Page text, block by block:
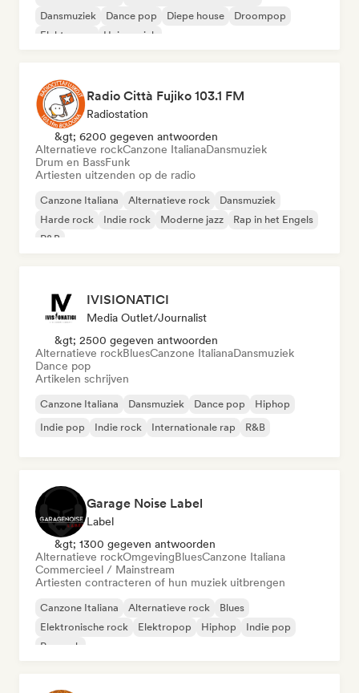
Dansmuziek
Dance pop Diepe house
Droompop
Elektropop
Huismuziek
Radio Città Fujiko 103.1 FM
Radiostation
&gt; 6200 gegeven antwoorden
Alternatieve rockCanzone ItalianaDansmuziek
Drum en BassFunk
Artiesten uitzenden op de radio
Canzone Italiana Alternatieve rock
Dansmuziek
Harde rock
Indie rock Moderne jazz
Rap in het Engels
R&B
IVISIONATICI
Media Outlet/Journalist
&gt; 2500 gegeven antwoorden
Alternatieve rockBluesCanzone ItalianaDansmuziek
Dance pop
Artikelen schrijven
Canzone Italiana Dansmuziek Dance pop
Hiphop
Indie pop
Indie rock Internationale rap R&B
Garage Noise Label
Label
&gt; 1300 gegeven antwoorden
Alternatieve rockOmgevingBluesCanzone Italiana
Commercieel / Mainstream
Artiesten contracteren of hun muziek uitbrengen
Canzone Italiana Alternatieve rock
Blues
Elektronische rock
Elektropop Hiphop
Indie pop
Poprock